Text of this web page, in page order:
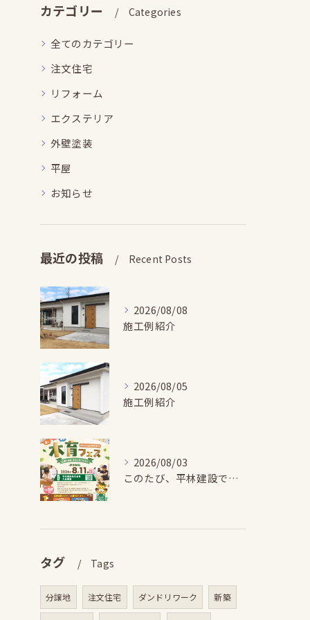
カテゴリー Categories
全てのカテゴリー
注文住宅
リフォーム
エクステリア
外壁塗装
平屋
お知らせ
最近の投稿 Recent Posts
2026/08/08
施工例紹介
2026/08/05
施工例紹介
2026/08/03
このたび、平林建設では、お子さまが木とふれあい・木について学...
タグ Tags
分譲地 注文住宅 ダンドリワーク 新築